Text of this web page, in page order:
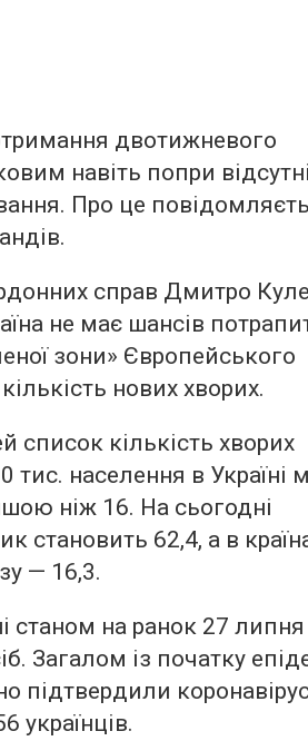
двотижневого
навіть попри
Про це
справ Дмитро
не має шансів
зони» Європейського
нових хворих.
кількість хворих
тис. населення в Україні
ніж 16. На сьогодні
становить 62,4, а в
— 16,3.
станом на ранок 27 липня
Загалом із початку
підтвердили
українців.